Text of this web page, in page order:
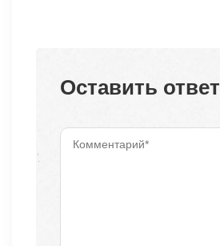
Оставить ответ